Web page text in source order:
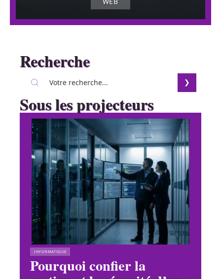
Recherche
Sous les projecteurs
INFORMATIQUE
Pourquoi confier la